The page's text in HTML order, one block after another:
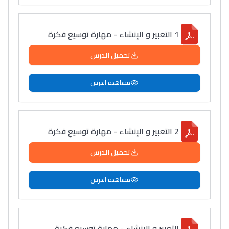
1 التعبير و الإنشاء - مهارة توسيع فكرة
تحميل الدرس
مشاهدة الدرس
2 التعبير و الإنشاء - مهارة توسيع فكرة
تحميل الدرس
مشاهدة الدرس